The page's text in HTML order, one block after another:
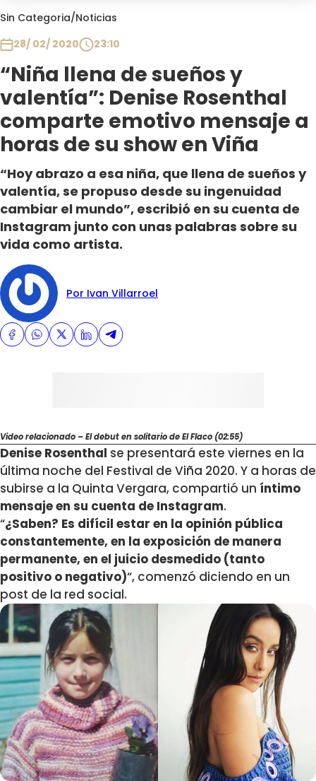
Sin Categoria/Noticias
28/ 02/ 2020
23:10
“Niña llena de sueños y
valentía”: Denise Rosenthal
comparte emotivo mensaje a
horas de su show en Viña
“Hoy abrazo a esa niña, que llena de sueños y
valentía, se propuso desde su ingenuidad
cambiar el mundo”, escribió en su cuenta de
Instagram junto con unas palabras sobre su
vida como artista.
Por Ivan Villarroel
Video relacionado – El debut en solitario de El Flaco (02:55)
Denise Rosenthal se presentará este viernes en la
última noche del Festival de Viña 2020. Y a horas de
subirse a la Quinta Vergara, compartió un íntimo
mensaje en su cuenta de Instagram.
“¿Saben? Es difícil estar en la opinión pública
constantemente, en la exposición de manera
permanente, en el juicio desmedido (tanto
positivo o negativo)“, comenzó diciendo en un
post de la red social.
Club De La Comedia
Plan Perfecto
El Tiempo
Sabingo
Todos Los Programas